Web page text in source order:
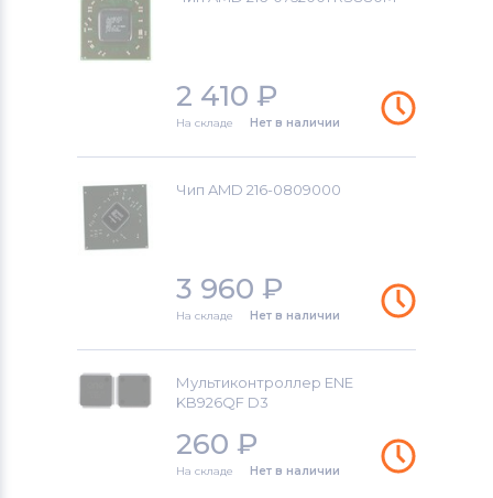
2 410 ₽
На складе Нет в наличии
Чип AMD 216-0809000
3 960 ₽
На складе Нет в наличии
Мультиконтроллер ENE
KB926QF D3
260 ₽
На складе Нет в наличии